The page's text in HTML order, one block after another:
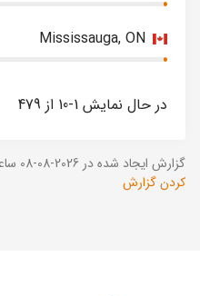
Mississauga, ON
در حال نمایش 1-10 از 479
گزارش ایجاد شده در 2026-08-08 ساعت 20:09:18 (UTC +03:30).
کردن گزارش